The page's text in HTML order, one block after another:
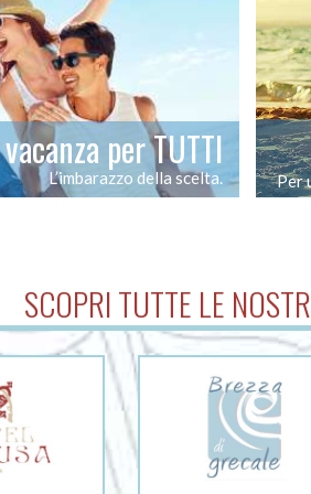
vacanza per TUTTI
L’imbarazzo della scelta. Per
SCOPRI TUTTE LE